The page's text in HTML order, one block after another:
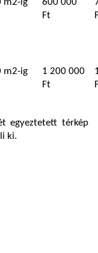
m2-ig
600 000
Ft
m2-ig
1 200 000
Ft
egyeztetett térkép
ki.